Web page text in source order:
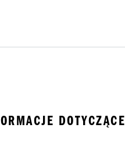
DOTYCZĄCE